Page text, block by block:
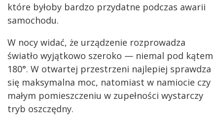
które byłoby bardzo przydatne podczas awarii
samochodu.
W nocy widać, że urządzenie rozprowadza
światło wyjątkowo szeroko — niemal pod kątem
180°. W otwartej przestrzeni najlepiej sprawdza
się maksymalna moc, natomiast w namiocie czy
małym pomieszczeniu w zupełności wystarczy
tryb oszczędny.